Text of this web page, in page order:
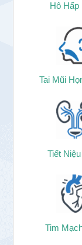
Hô Hấp
Tai Mũi
Tiết Niệu
Tim